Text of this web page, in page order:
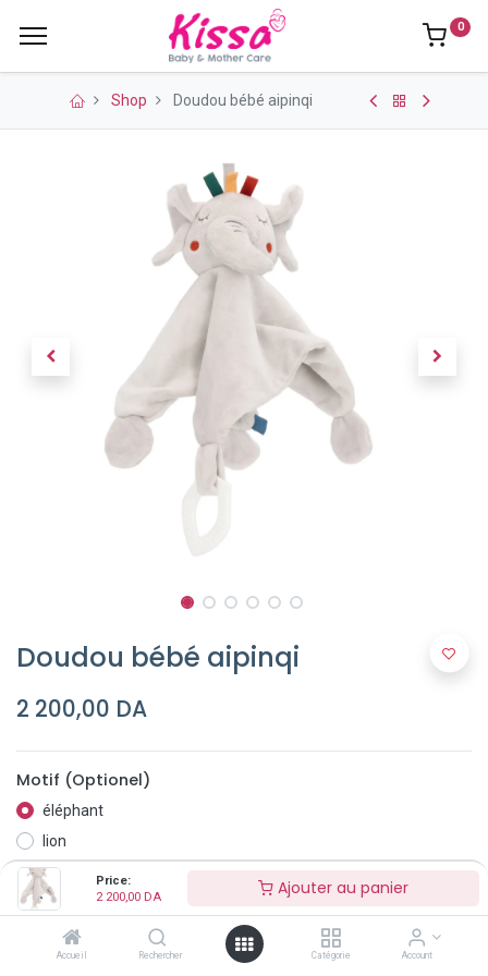
Price:
2 200,00 DA Ajouter au panier
Accueil Rechercher Catégorie Account
0
Shop Doudou bébé aipinqi
Doudou bébé aipinqi
2 200,00 DA
Motif (Optionel)
éléphant
lion
lapin